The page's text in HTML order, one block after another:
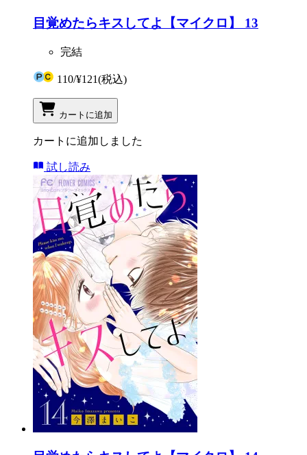
目覚めたらキスしてよ【マイクロ】 13
完結
110/¥121(税込)
カートに追加
カートに追加しました
試し読み